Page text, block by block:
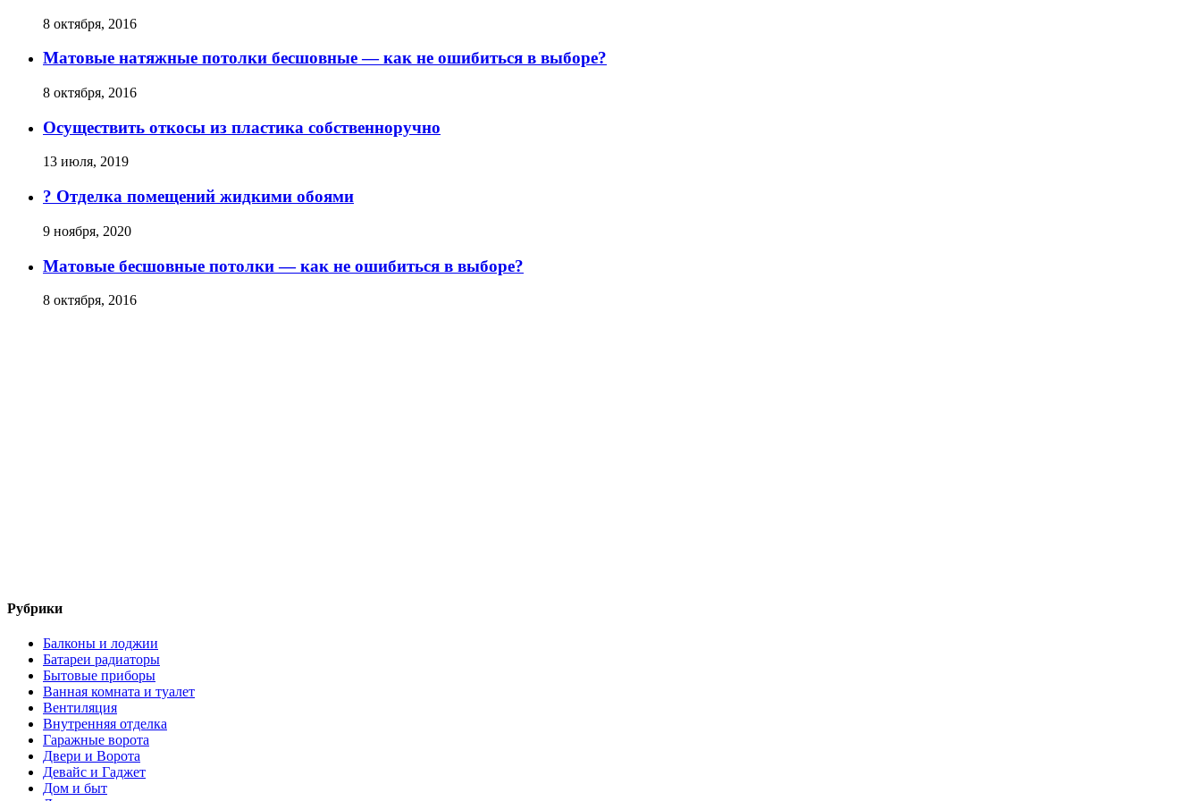
8 октября, 2016
Матовые натяжные потолки бесшовные — как не ошибиться в выборе?
8 октября, 2016
Осуществить откосы из пластика собственноручно
13 июля, 2019
? Отделка помещений жидкими обоями
9 ноября, 2020
Матовые бесшовные потолки — как не ошибиться в выборе?
8 октября, 2016
Рубрики
Балконы и лоджии
Батареи радиаторы‎
Бытовые приборы
Ванная комната и туалет
Вентиляция
Внутренняя отделка
Гаражные ворота
Двери и Ворота
Девайс и Гаджет
Дом и быт